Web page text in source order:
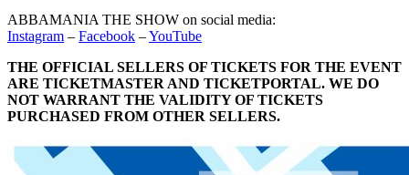
ABBAMANIA THE SHOW on social media:
Instagram – Facebook –YouTube
THE OFFICIAL SELLERS OF TICKETS FOR THE EVENT
ARE TICKETMASTER AND TICKETPORTAL. WE DO
NOT WARRANT THE VALIDITY OF TICKETS
PURCHASED FROM OTHER SELLERS.